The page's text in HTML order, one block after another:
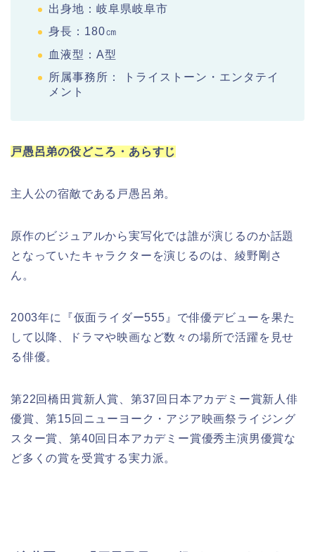
出身地：岐阜県岐阜市
身長：180㎝
血液型：A型
所属事務所： トライストーン・エンタテイ
メント
戸愚呂弟の役どころ・あらすじ
主人公の宿敵である戸愚呂弟。
原作のビジュアルから実写化では誰が演じるのか話題
となっていたキャラクターを演じるのは、綾野剛さ
ん。
2003年に『仮面ライダー555』で俳優デビューを果た
して以降、ドラマや映画など数々の場所で活躍を見せ
る俳優。
第22回橋田賞新人賞、第37回日本アカデミー賞新人俳
優賞、第15回ニューヨーク・アジア映画祭ライジング
スター賞、第40回日本アカデミー賞優秀主演男優賞な
ど多くの賞を受賞する実力派。